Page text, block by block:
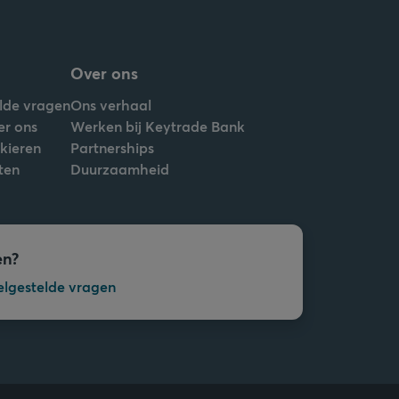
vragen
ons
Over ons
Ons verhaal
Werken bij Keytrade Bank
Partnerships
Duurzaamheid
vragen